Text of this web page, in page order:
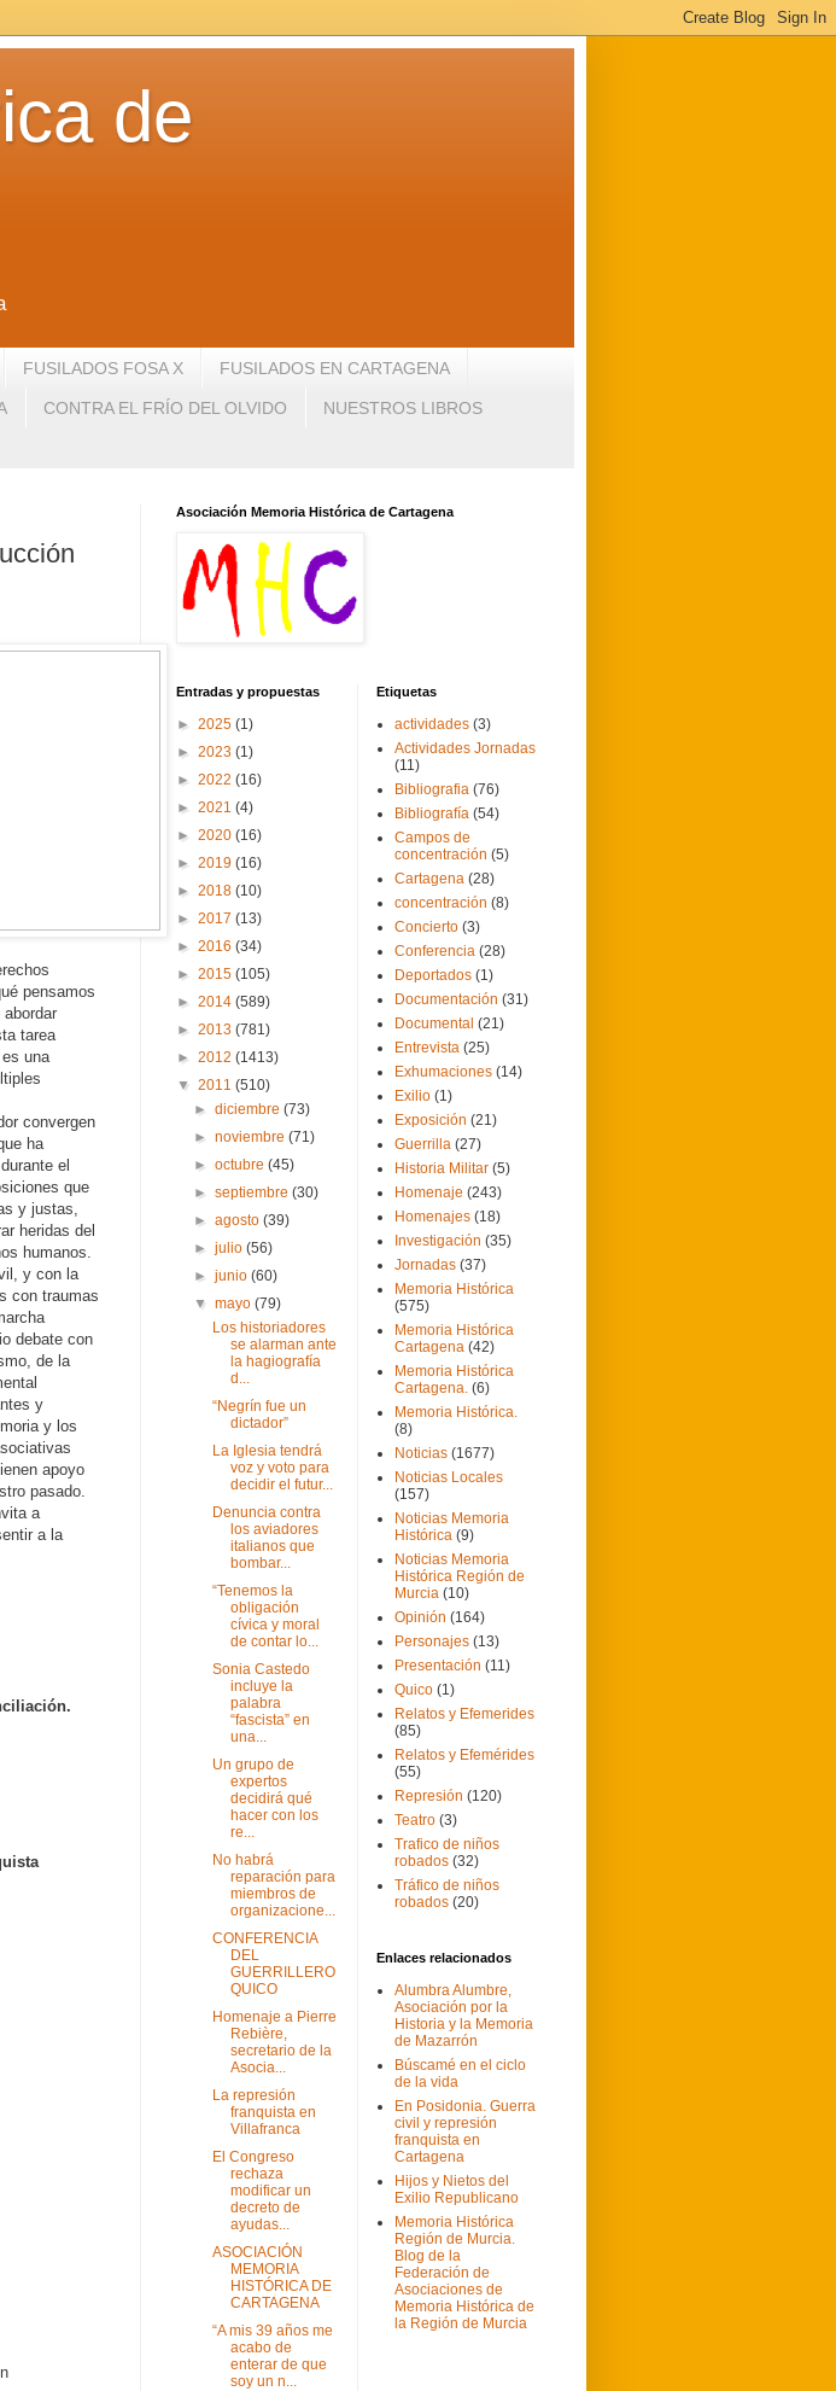
de
FUSILADOS FOSA X FUSILADOS EN CARTAGENA
CONTRA EL FRÍO DEL OLVIDO NUESTROS LIBROS
pensamos
tarea
una
convergen
ha
el
que
y justas,
heridas del
humanos.
y con la
con traumas
debate con
de la
y
y los
apoyo
pasado.
a
a la
Asociación Memoria Histórica de Cartagena
Entradas y propuestas
► 2025 (1)
► 2023 (1)
► 2022 (16)
► 2021 (4)
► 2020 (16)
► 2019 (16)
► 2018 (10)
► 2017 (13)
► 2016 (34)
► 2015 (105)
► 2014 (589)
► 2013 (781)
► 2012 (1413)
▼ 2011 (510)
►diciembre(73)
►noviembre(71)
►octubre(45)
►septiembre(30)
►agosto(39)
►julio(56)
►junio(60)
▼mayo(79)
Los historiadores
se alarman ante
la hagiografía
d...
“Negrín fue un
dictador”
La Iglesia tendrá
voz y voto para
decidir el futur...
Denuncia contra
los aviadores
italianos que
bombar...
“Tenemos la
obligación
cívica y moral
de contar lo...
Sonia Castedo
incluye la
palabra
“fascista” en
una...
Un grupo de
expertos
decidirá qué
hacer con los
re...
No habrá
reparación para
miembros de
organizacione...
CONFERENCIA
DEL
GUERRILLERO
QUICO
Homenaje a Pierre
Rebière,
secretario de la
Asocia...
La represión
franquista en
Villafranca
El Congreso
rechaza
modificar un
decreto de
ayudas...
ASOCIACIÓN
MEMORIA
HISTÓRICA DE
CARTAGENA
“A mis 39 años me
acabo de
enterar de que
soy un n...
Etiquetas
actividades (3)
Actividades Jornadas
(11)
Bibliografia (76)
Bibliografía (54)
Campos de
concentración (5)
Cartagena (28)
concentración (8)
Concierto (3)
Conferencia (28)
Deportados (1)
Documentación (31)
Documental (21)
Entrevista (25)
Exhumaciones (14)
Exilio (1)
Exposición (21)
Guerrilla (27)
Historia Militar (5)
Homenaje (243)
Homenajes (18)
Investigación (35)
Jornadas (37)
Memoria Histórica
(575)
Memoria Histórica
Cartagena (42)
Memoria Histórica
Cartagena. (6)
Memoria Histórica.
(8)
Noticias (1677)
Noticias Locales
(157)
Noticias Memoria
Histórica (9)
Noticias Memoria
Histórica Región de
Murcia (10)
Opinión (164)
Personajes (13)
Presentación (11)
Quico (1)
Relatos y Efemerides
(85)
Relatos y Efemérides
(55)
Represión (120)
Teatro (3)
Trafico de niños
robados (32)
Tráfico de niños
robados (20)
Enlaces relacionados
Alumbra Alumbre,
Asociación por la
Historia y la Memoria
de Mazarrón
Búscamé en el ciclo
de la vida
En Posidonia. Guerra
civil y represión
franquista en
Cartagena
Hijos y Nietos del
Exilio Republicano
Memoria Histórica
Región de Murcia.
Blog de la
Federación de
Asociaciones de
Memoria Histórica de
la Región de Murcia